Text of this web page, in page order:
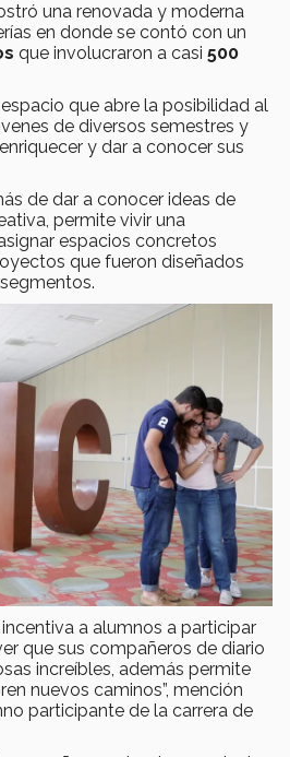
una renovada y moderna
en donde se contó con un
que involucraron a casi 500
que abre la posibilidad al
de diversos semestres y
y dar a conocer sus
de dar a conocer ideas de
permite vivir una
espacios concretos
que fueron diseñados
a alumnos a participar
que sus compañeros de diario
increíbles, además permite
nuevos caminos”, mención
participante de la carrera de